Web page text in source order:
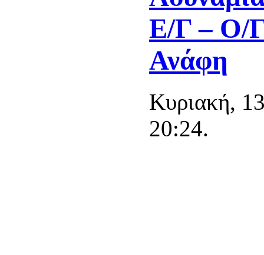
Ε/Γ – Ο/Γ
Ανάφη
Κυριακή,
20:24.